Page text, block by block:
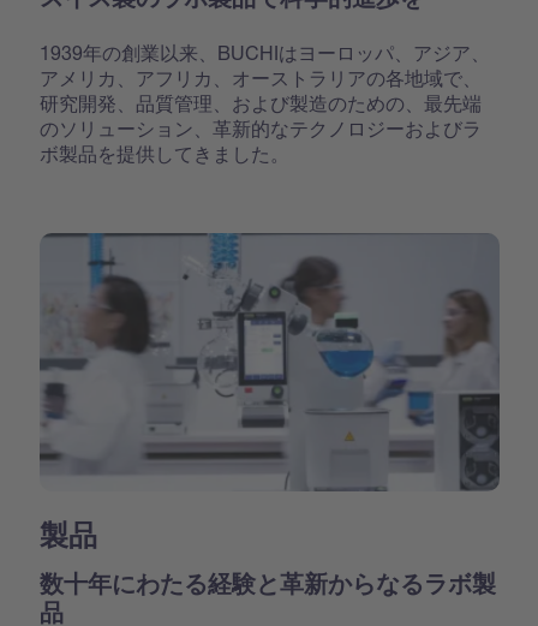
1939年の創業以来、BUCHIはヨーロッパ、アジア、
アメリカ、アフリカ、オーストラリアの各地域で、
研究開発、品質管理、および製造のための、最先端
のソリューション、革新的なテクノロジーおよびラ
ボ製品を提供してきました。
製品
数十年にわたる経験と革新からなるラボ製
品